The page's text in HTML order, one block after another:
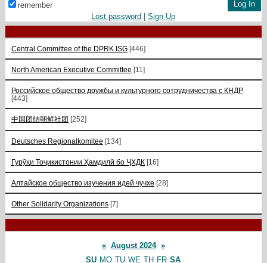
remember
Lost password |Sign Up
Central Committee of the DPRK ISG [446]
North American Executive Committee [11]
Российское общество дружбы и культурного сотрудничества с КНДР
[443]
中国团结朝鲜社团 [252]
Deutsches Regionalkomitee [134]
Гурӯҳи Тоҷикистонии Ҳамдилӣ бо ҶХДК [16]
Алтайское общество изучения идей чучхе [28]
Other Solidarity Organizations [7]
« August 2024 »
SU MO TU WE TH FR SA